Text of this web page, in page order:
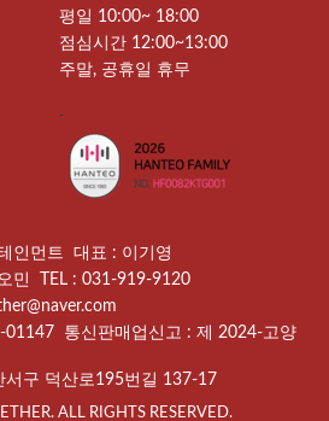
평일 10:00~ 18:00
점심시간 12:00~13:00
주말, 공휴일 휴무
-
인먼트 대표 : 이기영
민 TEL : 031-919-9120
01147 통신판매업신고 : 제 2024-고양
서구 덕산로195번길 137-17
ALL RIGHTS RESERVED.